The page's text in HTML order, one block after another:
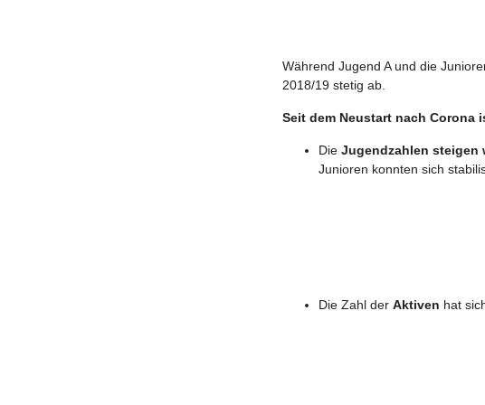
Während Jugend A und die
2018/19 stetig ab.
Seit dem Neustart nach
Die Jugendzahlen steigen
Junioren konnten sich
Die Zahl der Aktiven hat